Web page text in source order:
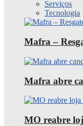
Serviços
Tecnologia
Mafra –
Mafra abre
MO reabre